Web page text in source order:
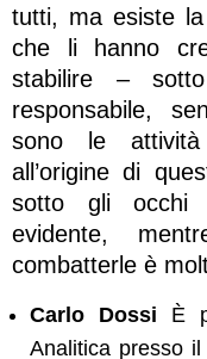
tutti, ma esiste
che li hanno
stabilire –
responsabile,
sono le attività
all’origine di
sotto gli occhi
evidente,
combatterle è
Carlo Dossi È
Analitica presso